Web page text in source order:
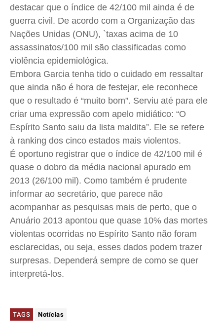
destacar que o índice de 42/100 mil ainda é de
guerra civil. De acordo com a Organização das
Nações Unidas (ONU), `taxas acima de 10
assassinatos/100 mil são classificadas como
violência epidemiológica.
Embora Garcia tenha tido o cuidado em ressaltar
que ainda não é hora de festejar, ele reconhece
que o resultado é “muito bom”. Serviu até para ele
criar uma expressão com apelo midiático: “O
Espírito Santo saiu da lista maldita”. Ele se refere
à ranking dos cinco estados mais violentos.
É oportuno registrar que o índice de 42/100 mil é
quase o dobro da média nacional apurado em
2013 (26/100 mil). Como também é prudente
informar ao secretário, que parece não
acompanhar as pesquisas mais de perto, que o
Anuário 2013 apontou que quase 10% das mortes
violentas ocorridas no Espírito Santo não foram
esclarecidas, ou seja, esses dados podem trazer
surpresas. Dependerá sempre de como se quer
interpretá-los.
TAGS Notícias